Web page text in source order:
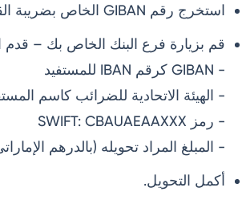
استخرج رقم GIBAN الخاص بضريبة القيمة المضافة.
قم بزيارة فرع البنك الخاص بك – قدم
- GIBAN كرقم IBAN للمستفيد
- الهيئة الاتحادية للضرائب كاسم
- رمز SWIFT: CBAUAEAAXXX
- المبلغ المراد تحويله (بالدرهم
أكمل التحويل.